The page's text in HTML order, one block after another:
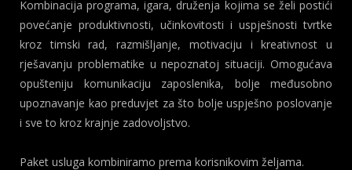
ENGLISH
Kombinacija programa, igara, druženja kojima se želi postići
povećanje produktivnosti, učinkovitosti i uspješnosti tvrtke
kroz timski rad, razmišljanje, motivaciju i kreativnost u
rješavanju problematike u nepoznatoj situaciji. Omogućava
opušteniju komunikaciju zaposlenika, bolje međusobno
upoznavanje kao preduvjet za što bolje uspješno poslovanje
i sve to kroz krajnje zadovoljstvo.
Paket usluga kombiniramo prema korisnikovim željama.